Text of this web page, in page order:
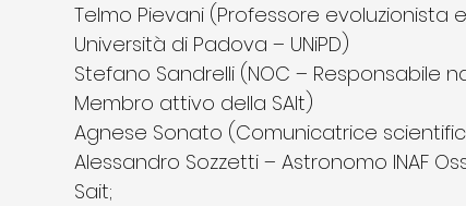
Telmo Pievani (Professore evoluzionista
Università di Padova – UNiPD)
Stefano Sandrelli (NOC – Responsabile
Membro attivo della SAIt)
Agnese Sonato (Comunicatrice
Alessandro Sozzetti – Astronomo INAF
Sait;